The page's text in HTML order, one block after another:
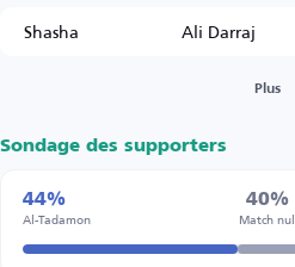
Shasha
Ali Darraj
Plus
Sondage des supporters
44%
Al-Tadamon
40%
Match nul